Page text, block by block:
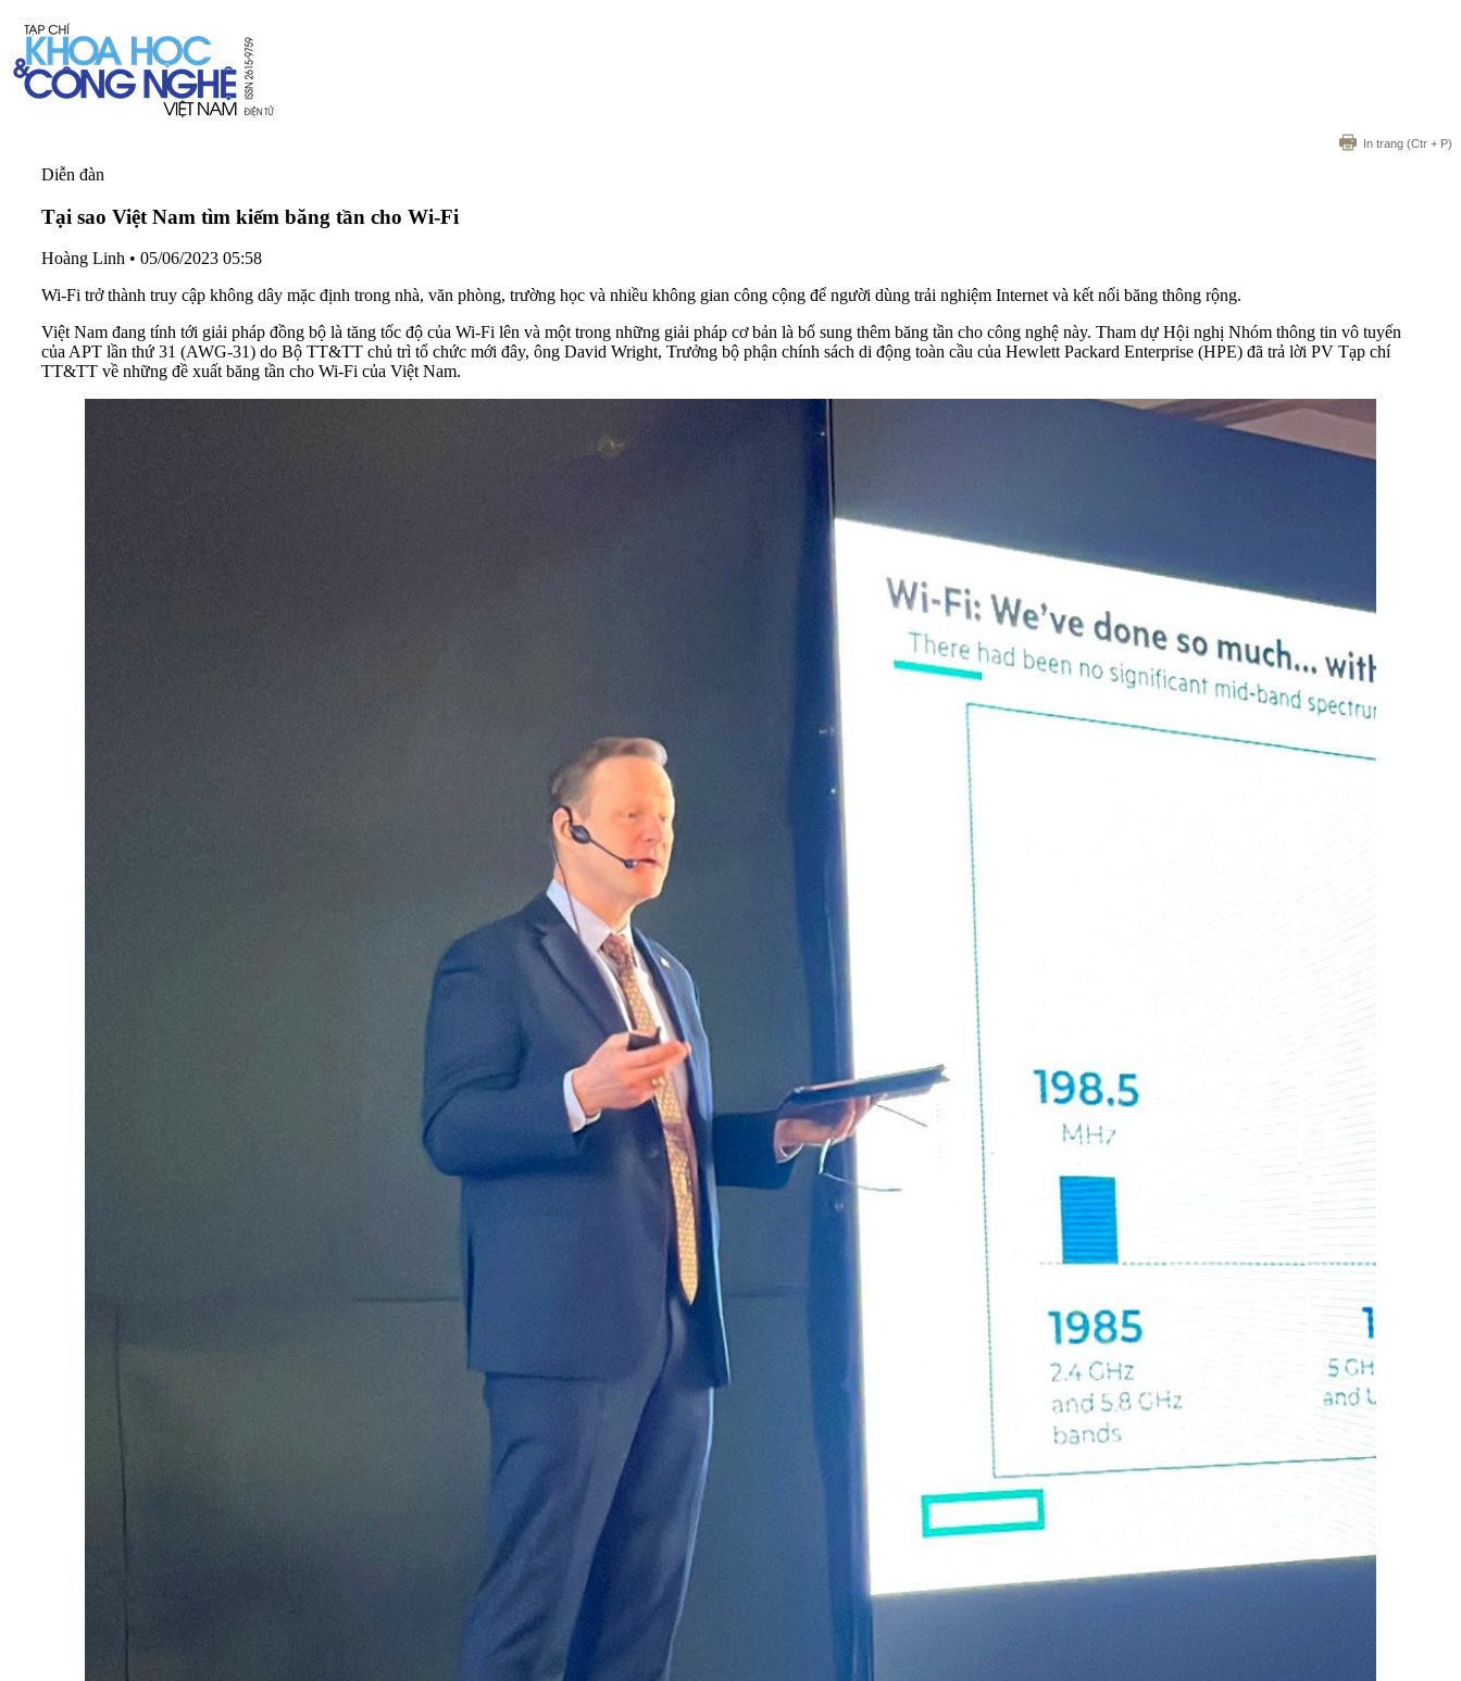
In trang (Ctr + P)
Diễn đàn
Tại sao Việt Nam tìm kiếm băng tần cho Wi-Fi
Hoàng Linh • 05/06/2023 05:58
Wi-Fi trở thành truy cập không dây mặc định trong nhà, văn phòng, trường học và nhiều không gian công cộng để người dùng trải nghiệm Internet và kết nối băng thông rộng.
Việt Nam đang tính tới giải pháp đồng bộ là tăng tốc độ của Wi-Fi lên và một trong những giải pháp cơ bản là bổ sung thêm băng tần cho công nghệ này. Tham dự Hội nghị Nhóm thông tin vô tuyến
của APT lần thứ 31 (AWG-31) do Bộ TT&TT chủ trì tổ chức mới đây, ông David Wright, Trưởng bộ phận chính sách di động toàn cầu của Hewlett Packard Enterprise (HPE) đã trả lời PV Tạp chí
TT&TT về những đề xuất băng tần cho Wi-Fi của Việt Nam.